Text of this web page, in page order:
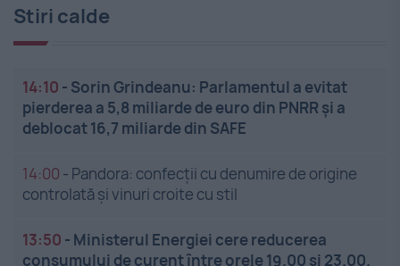
Stiri calde
14:10 - Sorin Grindeanu: Parlamentul a evitat
pierderea a 5,8 miliarde de euro din PNRR și a
deblocat 16,7 miliarde din SAFE
14:00 - Pandora: confecții cu denumire de origine
controlată și vinuri croite cu stil
13:50 - Ministerul Energiei cere reducerea
consumului de curent între orele 19.00 și 23.00.